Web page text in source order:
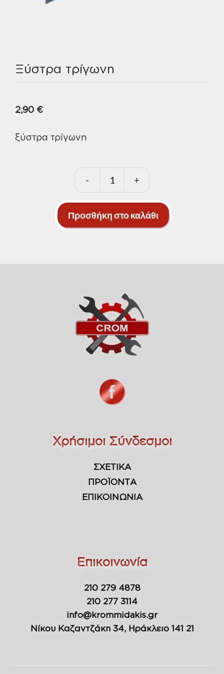
Ξύστρα τρίγωνη
2,90 €
ξύστρα τρίγωνη
-
Ξύστρα
τρίγωνη
ποσότητα
+
Προσθήκη στο καλάθι
Χρήσιμοι Σύνδεσμοι
ΣΧΕΤΙΚΑ
ΠΡΟΪΟΝΤΑ
ΕΠΙΚΟΙΝΩΝΙΑ
Επικοινωνία
210 279 4878
210 277 3114
info@krommidakis.gr
Νίκου Καζαντζάκη 34, Ηράκλειο 141 21